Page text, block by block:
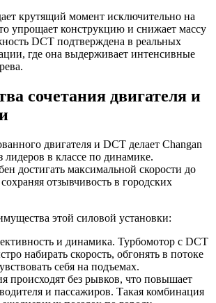
крутящий момент исключительно на
упрощает конструкцию и снижает массу
DCT подтверждена в реальных
где она выдерживает интенсивные
сочетания двигателя и
двигателя и DCT делает Changan
лидеров в классе по динамике.
достигать максимальной скорости до
отзывчивость в городских
этой силовой установки:
и динамика. Турбомотор с DCT
набирать скорость, обгонять в потоке
себя на подъемах.
происходят без рывков, что повышает
и пассажиров. Такая комбинация